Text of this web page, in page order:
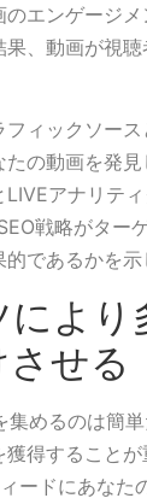
エンゲージ
果、動画が視
ィックソース
の動画を発
LIVEアナリテ
戦略がター
であるかを示
より
せる
集めるのは簡
得すること
ードにあなた